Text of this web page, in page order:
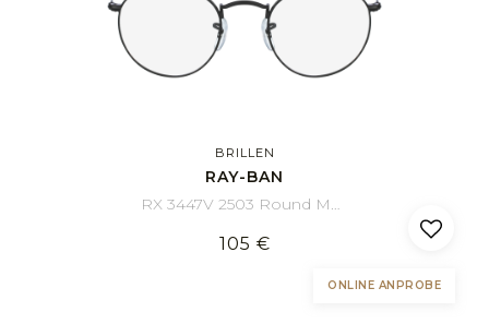
BRILLEN
RAY-BAN
RX 3447V 2503 Round Metal 50/21
105 €
ONLINE ANPROBE